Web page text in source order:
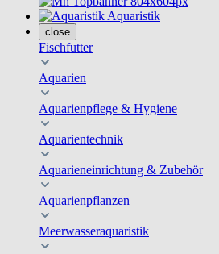
Aquaristik
close
Fischfutter
Aquarien
Aquarienpflege & Hygiene
Aquarientechnik
Aquarieneinrichtung & Zubehör
Aquarienpflanzen
Meerwasseraquaristik